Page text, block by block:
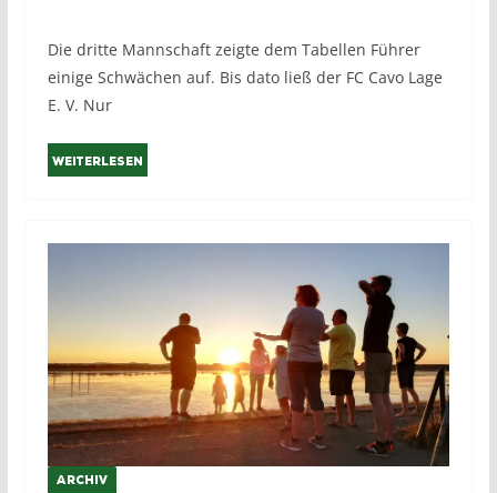
Die dritte Mannschaft zeigte dem Tabellen Führer
einige Schwächen auf. Bis dato ließ der FC Cavo Lage
E. V. Nur
Weiterlesen
ARCHIV